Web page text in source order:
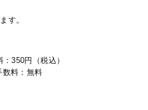
す。
350円（税込）
数料：無料